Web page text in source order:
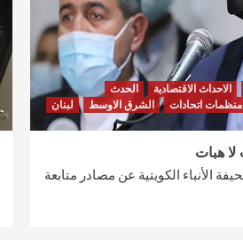
الاحداث الاقتصادية
الحدث
منظمات اتحادات الشرق الاوسط لبنان
لا هبات
الأنباء الكويتية عن مصادر متابعة